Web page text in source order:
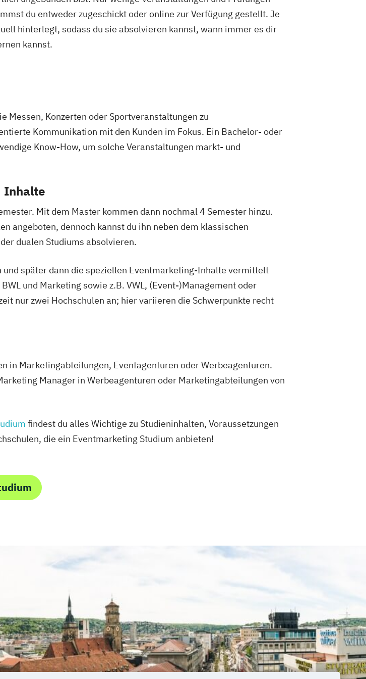
du entweder zugeschickt oder online zur Verfügung gestellt. Je
hinterlegt, sodass du sie absolvieren kannst, wann immer es dir
kannst.
Messen, Konzerten oder Sportveranstaltungen zu
Kommunikation mit den Kunden im Fokus. Ein Bachelor- oder
Know-How, um solche Veranstaltungen markt- und
Inhalte
Mit dem Master kommen dann nochmal 4 Semester hinzu.
angeboten, dennoch kannst du ihn neben dem klassischen
dualen Studiums absolvieren.
und später dann die speziellen Eventmarketing-Inhalte vermittelt
und Marketing sowie z.B. VWL, (Event-)Management oder
nur zwei Hochschulen an; hier variieren die Schwerpunkte recht
in Marketingabteilungen, Eventagenturen oder Werbeagenturen.
Manager in Werbeagenturen oder Marketingabteilungen von
findest du alles Wichtige zu Studieninhalten, Voraussetzungen
die ein Eventmarketing Studium anbieten!